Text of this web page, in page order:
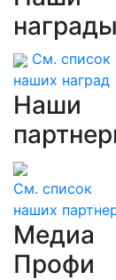
награды
См. список
наших наград
Наши
См. список
наших
Медиа
Профи